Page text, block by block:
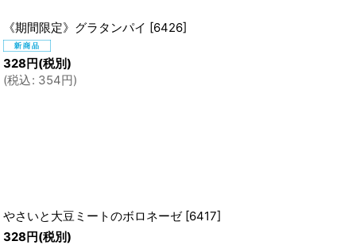
《期間限定》グラタンパイ [6426]
328 円(税別)
(税込: 354円)
やさいと大豆ミートのボロネーゼ [6417]
328 円(税別)